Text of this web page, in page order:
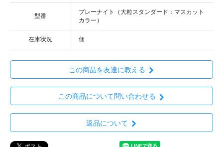
型番
プレーナイト（大粒スタンダード：マスカット
カラー）
在庫状況 個
この商品を友達に教える
この商品について問い合わせる
返品について